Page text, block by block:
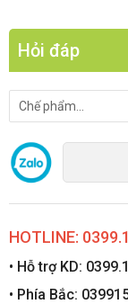
Hỏi đáp
HOTLINE:
• Hỗ trợ KD:
• Phía Bắc: